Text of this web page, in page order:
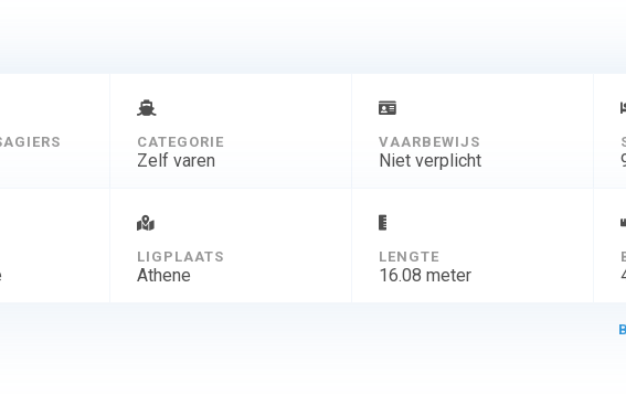
Interieur Hanse jachten Ontwerp
CATEGORIE
Zelf varen
VAARBEWIJS
Niet verplicht
LIGPLAATS
Athene
LENGTE
16.08 meter